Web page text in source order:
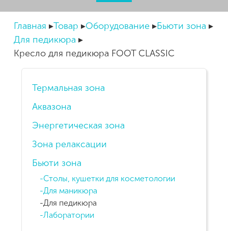
Главная Товар Оборудование
Бьюти зона
Для педикюра
Кресло для педикюра FOOT CLASSIC
Термальная зона
Аквазона
Энергетическая зона
Зона релаксации
Бьюти зона
Столы, кушетки для косметологии
Для маникюра
Для педикюра
Лаборатории